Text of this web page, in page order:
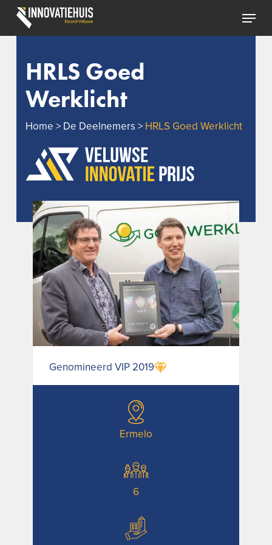
Skip
main
Menu
HRLS Goed
Werklicht
Home > De Deelnemers > HRLS Goed Werklicht
Genomineerd VIP 2019
Ermelo
6
Close